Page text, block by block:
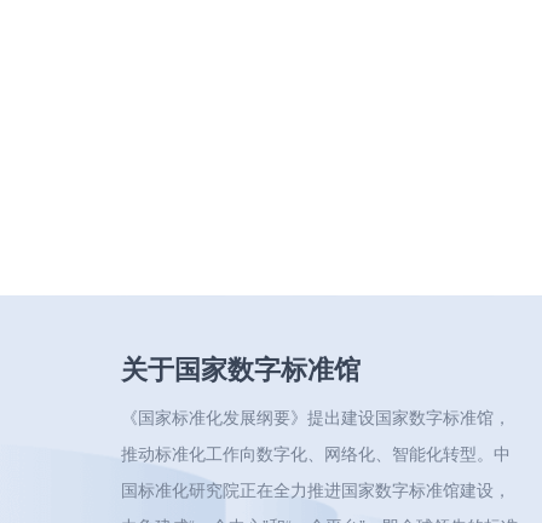
关于国家数字标准馆
《国家标准化发展纲要》提出建设国家数字标准馆，
推动标准化工作向数字化、网络化、智能化转型。中
国标准化研究院正在全力推进国家数字标准馆建设，